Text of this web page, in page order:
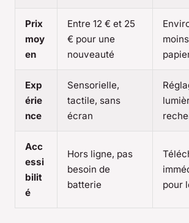
Prix
moy
en
Entre 12 € et 25
€ pour une
nouveauté
Exp
érie
nce
Sensorielle,
tactile, sans
écran
Acc
essi
bilit
é
Hors ligne, pas
besoin de
batterie
pour